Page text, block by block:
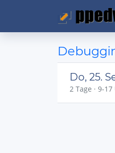
Do, 25.
2 Tage · 9-